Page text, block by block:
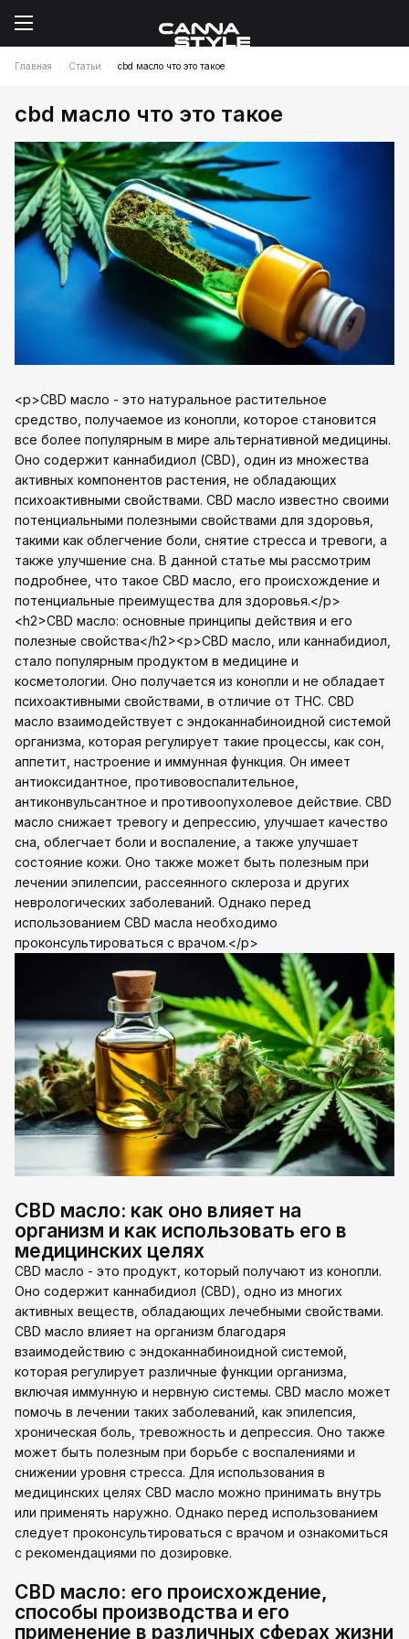
Главная Статьи cbd масло что это такое
cbd масло что это такое
<p>CBD масло - это натуральное растительное
средство, получаемое из конопли, которое становится
все более популярным в мире альтернативной медицины.
Оно содержит каннабидиол (CBD), один из множества
активных компонентов растения, не обладающих
психоактивными свойствами. CBD масло известно своими
потенциальными полезными свойствами для здоровья,
такими как облегчение боли, снятие стресса и тревоги, а
также улучшение сна. В данной статье мы рассмотрим
подробнее, что такое CBD масло, его происхождение и
потенциальные преимущества для здоровья.</p>
<h2>CBD масло: основные принципы действия и его
полезные свойства</h2><p>CBD масло, или каннабидиол,
стало популярным продуктом в медицине и
косметологии. Оно получается из конопли и не обладает
психоактивными свойствами, в отличие от THC. CBD
масло взаимодействует с эндоканнабиноидной системой
организма, которая регулирует такие процессы, как сон,
аппетит, настроение и иммунная функция. Он имеет
антиоксидантное, противовоспалительное,
антиконвульсантное и противоопухолевое действие. CBD
масло снижает тревогу и депрессию, улучшает качество
сна, облегчает боли и воспаление, а также улучшает
состояние кожи. Оно также может быть полезным при
лечении эпилепсии, рассеянного склероза и других
неврологических заболеваний. Однако перед
использованием CBD масла необходимо
проконсультироваться с врачом.</p>
CBD масло: как оно влияет на
организм и как использовать его в
медицинских целях
CBD масло - это продукт, который получают из конопли.
Оно содержит каннабидиол (CBD), одно из многих
активных веществ, обладающих лечебными свойствами.
CBD масло влияет на организм благодаря
взаимодействию с эндоканнабиноидной системой,
которая регулирует различные функции организма,
включая иммунную и нервную системы. CBD масло может
помочь в лечении таких заболеваний, как эпилепсия,
хроническая боль, тревожность и депрессия. Оно также
может быть полезным при борьбе с воспалениями и
снижении уровня стресса. Для использования в
медицинских целях CBD масло можно принимать внутрь
или применять наружно. Однако перед использованием
следует проконсультироваться с врачом и ознакомиться
с рекомендациями по дозировке.
CBD масло: его происхождение,
способы производства и его
применение в различных сферах жизни